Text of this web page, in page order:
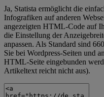
Ja, Statista ermöglicht die
Infografiken auf anderen
angezeigten HTML-Code auf
die Einstellung der
anpassen. Als Standard sind
Sie bei Wordpress-Seiten und
HTML-Seite eingebunden
Artikeltext reicht nicht aus).